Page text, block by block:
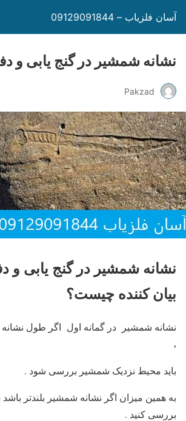
آسان فلزیاب – 09129091844
نشانه شمشیر در گنج یابی و
Pakzad
نشانه شمشیر در گنج یابی و
بیان کننده چیست؟
نشانه شمشیر در گمانه اول اگر طول نشانه
،
باید محیط نزدیک شمشیر بررسی شود .
به همین میزان اگر نشانه شمشیر بلندتر باشد
بررسی کنید .